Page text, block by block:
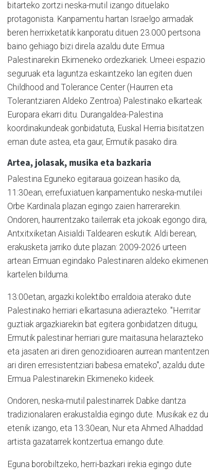
bitarteko zortzi neska-mutil izango dituelako
protagonista. Kanpamentu hartan Israelgo armadak
beren herrixketatik kanporatu dituen 23.000 pertsona
baino gehiago bizi direla azaldu dute Ermua
Palestinarekin Ekimeneko ordezkariek. Umeei espazio
seguruak eta laguntza eskaintzeko lan egiten duen
Childhood and Tolerance Center (Haurren eta
Tolerantziaren Aldeko Zentroa) Palestinako elkarteak
Europara ekarri ditu. Durangaldea-Palestina
koordinakundeak gonbidatuta, Euskal Herria bisitatzen
eman dute astea, eta gaur, Ermutik pasako dira.
Artea, jolasak, musika eta bazkaria
Palestina Eguneko egitaraua goizean hasiko da,
11:30ean, errefuxiatuen kanpamentuko neska-mutilei
Orbe Kardinala plazan egingo zaien harrerarekin.
Ondoren, haurrentzako tailerrak eta jokoak egongo dira,
Antxitxiketan Aisialdi Taldearen eskutik. Aldi berean,
erakusketa jarriko dute plazan: 2009-2026 urteen
artean Ermuan egindako Palestinaren aldeko ekimenen
kartelen bilduma.
13:00etan, argazki kolektibo erraldoia aterako dute
Palestinako herriari elkartasuna adierazteko. "Herritar
guztiak argazkiarekin bat egitera gonbidatzen ditugu,
Ermutik palestinar herriari gure maitasuna helarazteko
eta jasaten ari diren genozidioaren aurrean mantentzen
ari diren erresistentziari babesa emateko", azaldu dute
Ermua Palestinarekin Ekimeneko kideek.
Ondoren, neska-mutil palestinarrek Dabke dantza
tradizionalaren erakustaldia egingo dute. Musikak ez du
etenik izango, eta 13:30ean, Nur eta Ahmed Alhaddad
artista gazatarrek kontzertua emango dute.
Eguna borobiltzeko, herri-bazkari irekia egingo dute